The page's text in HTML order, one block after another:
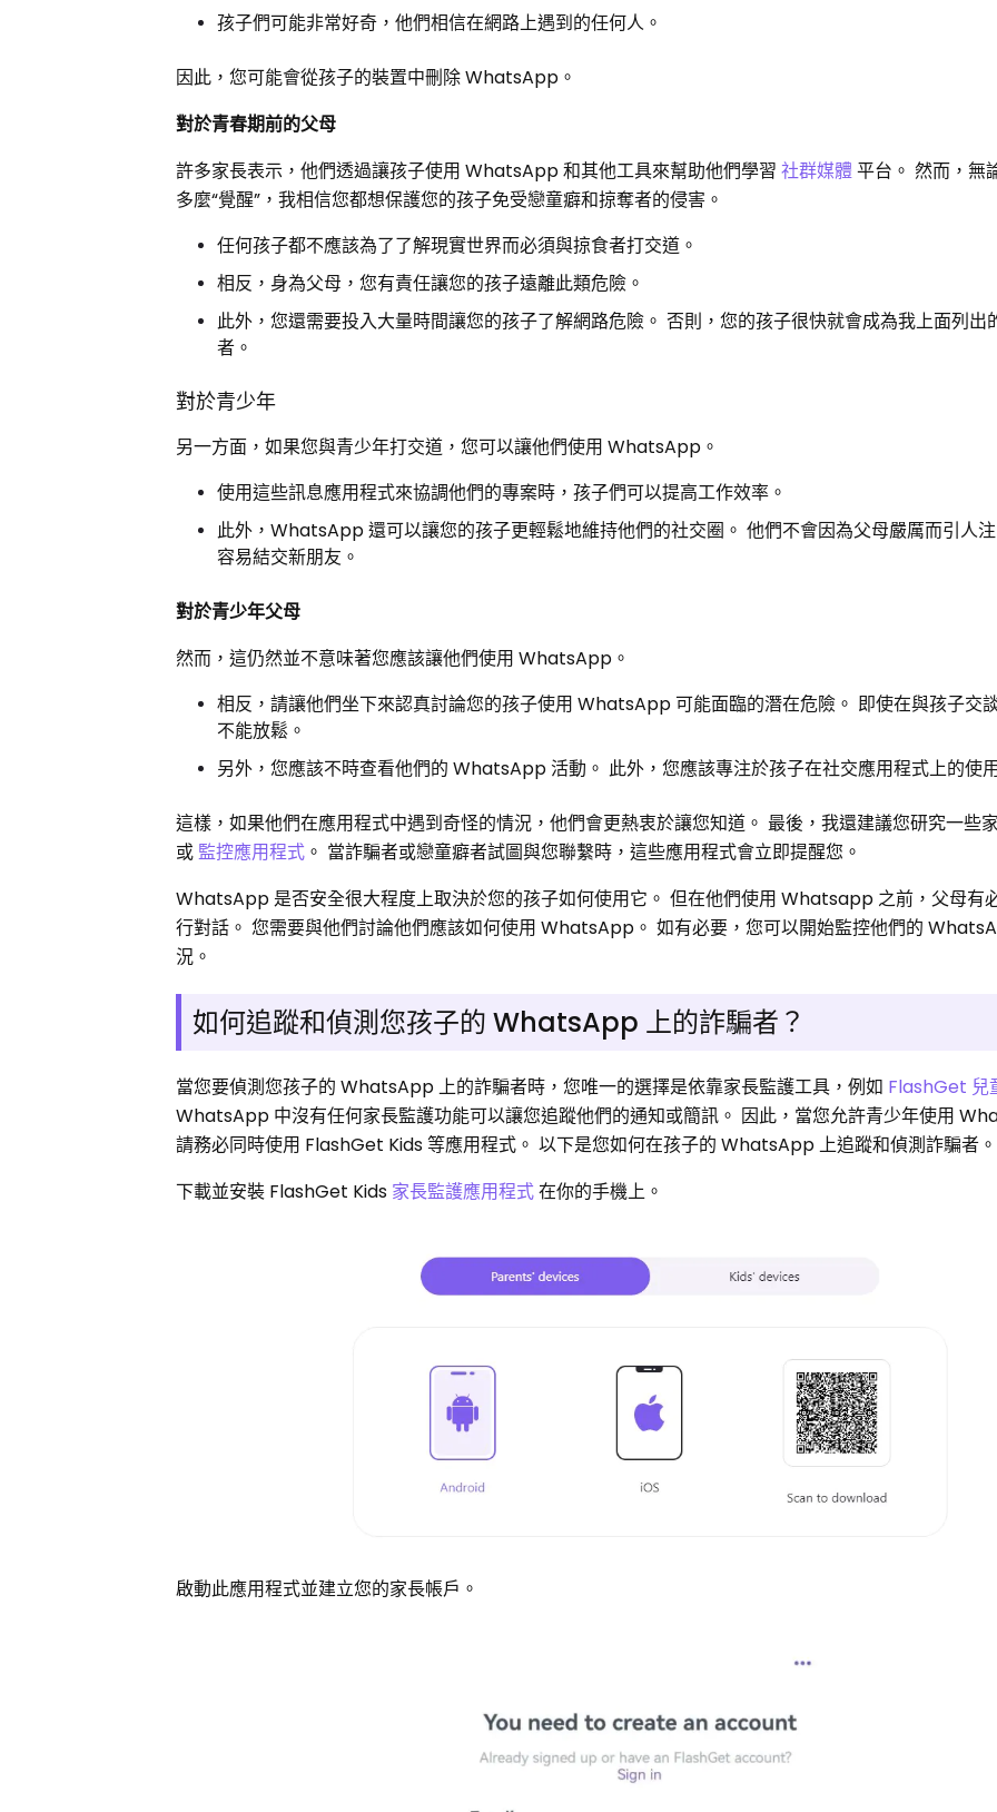
孩子們可能非常好奇，他們相信在網路上遇到的任何人。
因此，您可能會從孩子的裝置中刪除 WhatsApp。
對於青春期前的父母
許多家長表示，他們透過讓孩子使用 WhatsApp 和其他工具來幫助他們學習社群媒體平台。 然而，無
多麼“覺醒”，我相信您都想保護您的孩子免受戀童癖和掠奪者的侵害。
任何孩子都不應該為了了解現實世界而必須與掠食者打交道。
相反，身為父母，您有責任讓您的孩子遠離此類危險。
此外，您還需要投入大量時間讓您的孩子了解網路危險。 否則，您的孩子很快就會成為我上面列出
者。
對於青少年
另一方面，如果您與青少年打交道，您可以讓他們使用 WhatsApp。
使用這些訊息應用程式來協調他們的專案時，孩子們可以提高工作效率。
此外，WhatsApp 還可以讓您的孩子更輕鬆地維持他們的社交圈。 他們不會因為父母嚴厲而引人
容易結交新朋友。
對於青少年父母
然而，這仍然並不意味著您應該讓他們使用 WhatsApp。
相反，請讓他們坐下來認真討論您的孩子使用 WhatsApp 可能面臨的潛在危險。 即使在與孩子交
不能放鬆。
另外，您應該不時查看他們的 WhatsApp 活動。 此外，您應該專注於孩子在社交應用程式上的使
這樣，如果他們在應用程式中遇到奇怪的情況，他們會更熱衷於讓您知道。 最後，我還建議您研究一些
或監控應用程式 。 當詐騙者或戀童癖者試圖與您聯繫時，這些應用程式會立即提醒您。
WhatsApp 是否安全很大程度上取決於您的孩子如何使用它。 但在他們使用 Whatsapp 之前，父母有
行對話。 您需要與他們討論他們應該如何使用 WhatsApp。 如有必要，您可以開始監控他們的
況。
如何追蹤和偵測您孩子的 WhatsApp 上的詐騙者？
當您要偵測您孩子的 WhatsApp 上的詐騙者時，您唯一的選擇是依靠家長監護工具，例如 FlashGet 兒
WhatsApp 中沒有任何家長監護功能可以讓您追蹤他們的通知或簡訊。 因此，當您允許青少年使用
請務必同時使用 FlashGet Kids 等應用程式。 以下是您如何在孩子的 WhatsApp 上追蹤和偵測詐騙者。
下載並安裝 FlashGet Kids 家長監護應用程式在你的手機上。
啟動此應用程式並建立您的家長帳戶。